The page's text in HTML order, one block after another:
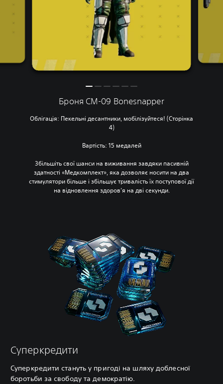
Броня CM-09 Bonesnapper
Облігація: Пекельні десантники, мобілізуйтеся! (Сторінка
4)
Вартість: 15 медалей
Збільшіть свої шанси на виживання завдяки пасивній
здатності «Медкомплект», яка дозволяє носити на два
стимулятори більше і збільшує тривалість їх поступової дії
на відновлення здоров’я на дві секунди.
Суперкредити
Суперкредити стануть у пригоді на шляху доблесної
боротьби за свободу та демократію.